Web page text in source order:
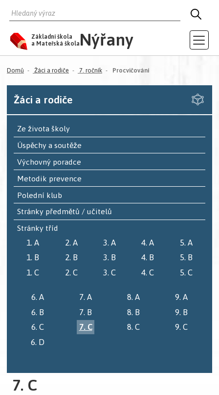
HLEDAT
Základní škola
a Mateřská škola Nýřany
Domů Žáci a rodiče 7. ročník Procvičování(aktuální)
Žáci a rodiče
Ze života školy
Úspěchy a soutěže
Výchovný poradce
Metodik prevence
Polední klub
Stránky předmětů / učitelů
Stránky tříd
1. A
1. B
1. C
2. A
2. B
2. C
3. A
3. B
3. C
4. A
4. B
4. C
5. A
5. B
5. C
6. A
6. B
6. C
6. D
7. A
7. B
7. C
8. A
8. B
8. C
9. A
9. B
9. C
7. C